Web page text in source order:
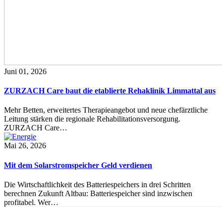
Juni 01, 2026
ZURZACH Care baut die etablierte Rehaklinik Limmattal aus
Mehr Betten, erweitertes Therapieangebot und neue chefärztliche
Leitung stärken die regionale Rehabilitationsversorgung.
ZURZACH Care…
Mai 26, 2026
Mit dem Solarstromspeicher Geld verdienen
Die Wirtschaftlichkeit des Batteriespeichers in drei Schritten
berechnen Zukunft Altbau: Batteriespeicher sind inzwischen
profitabel. Wer…